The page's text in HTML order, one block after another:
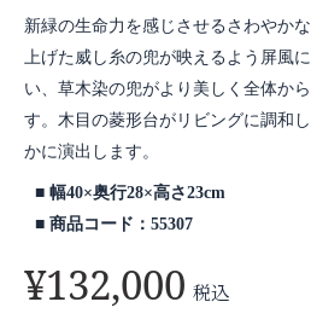
新緑の生命力を感じさせるさわやか
上げた威し糸の兜が映えるよう屏風
い、草木染の兜がより美しく全体か
す。木目の菱形台がリビングに調和
かに演出します。
幅40×奥行28×高さ23cm
商品コード：55307
¥132,000 税込